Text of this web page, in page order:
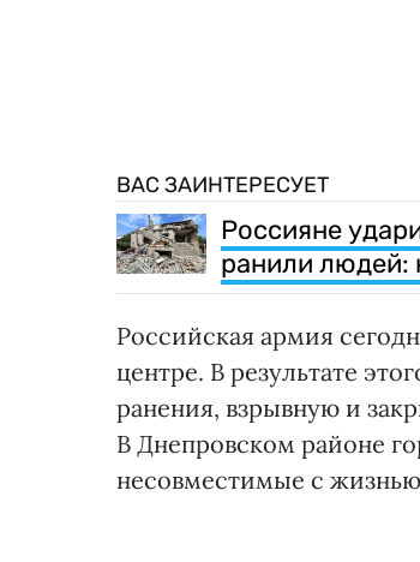
ВАС ЗАИНТЕРЕСУЕТ
Россияне
ранили людей:
Российская армия
центре. В результате
ранения, взрывную и
В Днепровском районе
несовместимые с